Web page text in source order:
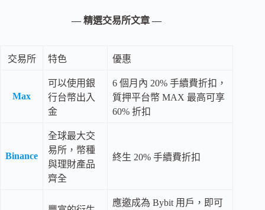
— 精選交易所文章 —
交易所 特色 優惠
Max
可以使用銀
行台幣出入
金
6 個月內 20% 手續費折扣，
質押平台幣 MAX 最高可享
60% 折扣
Binance
全球最大交
易所，幣種
與理財產品
齊全
終生 20% 手續費折扣
應邀成為 Bybit 用戶，即可